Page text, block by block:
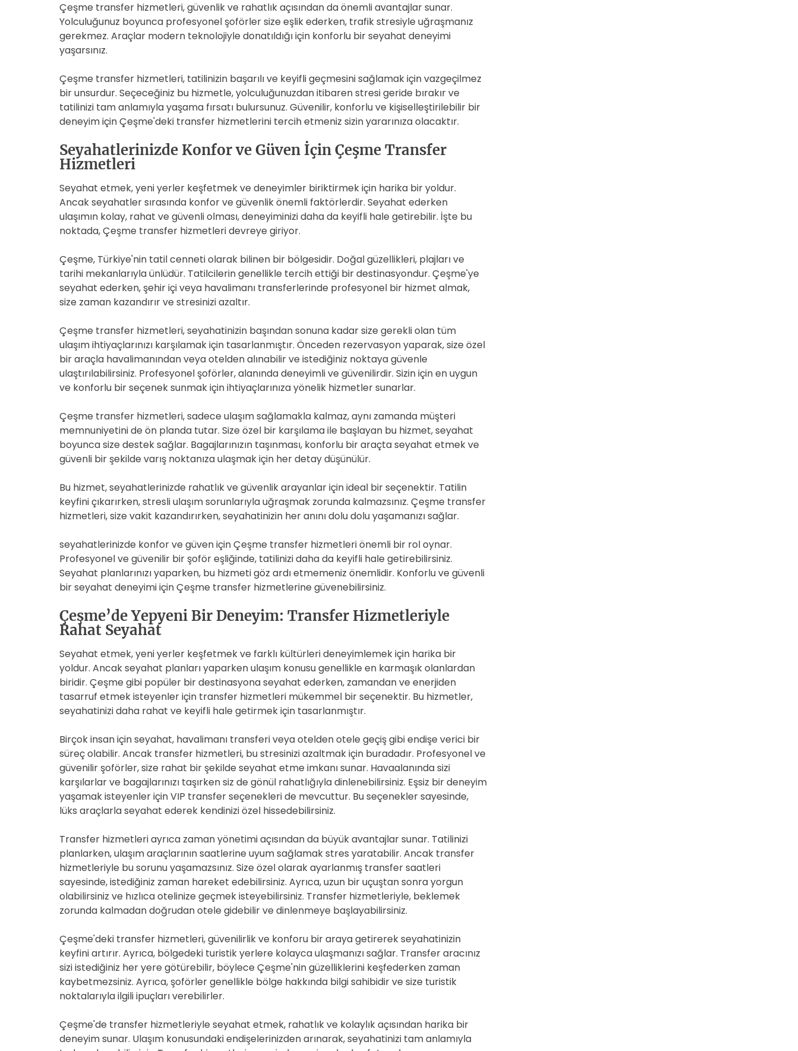
Çeşme transfer hizmetleri, güvenlik ve rahatlık açısından da önemli avantajlar sunar.
Yolculuğunuz boyunca profesyonel şoförler size eşlik ederken, trafik stresiyle uğraşmanız
gerekmez. Araçlar modern teknolojiyle donatıldığı için konforlu bir seyahat deneyimi
yaşarsınız.
Çeşme transfer hizmetleri, tatilinizin başarılı ve keyifli geçmesini sağlamak için vazgeçilmez
bir unsurdur. Seçeceğiniz bu hizmetle, yolculuğunuzdan itibaren stresi geride bırakır ve
tatilinizi tam anlamıyla yaşama fırsatı bulursunuz. Güvenilir, konforlu ve kişiselleştirilebilir bir
deneyim için Çeşme'deki transfer hizmetlerini tercih etmeniz sizin yararınıza olacaktır.
Seyahatlerinizde Konfor ve Güven İçin Çeşme Transfer
Hizmetleri
Seyahat etmek, yeni yerler keşfetmek ve deneyimler biriktirmek için harika bir yoldur.
Ancak seyahatler sırasında konfor ve güvenlik önemli faktörlerdir. Seyahat ederken
ulaşımın kolay, rahat ve güvenli olması, deneyiminizi daha da keyifli hale getirebilir. İşte bu
noktada, Çeşme transfer hizmetleri devreye giriyor.
Çeşme, Türkiye'nin tatil cenneti olarak bilinen bir bölgesidir. Doğal güzellikleri, plajları ve
tarihi mekanlarıyla ünlüdür. Tatilcilerin genellikle tercih ettiği bir destinasyondur. Çeşme'ye
seyahat ederken, şehir içi veya havalimanı transferlerinde profesyonel bir hizmet almak,
size zaman kazandırır ve stresinizi azaltır.
Çeşme transfer hizmetleri, seyahatinizin başından sonuna kadar size gerekli olan tüm
ulaşım ihtiyaçlarınızı karşılamak için tasarlanmıştır. Önceden rezervasyon yaparak, size özel
bir araçla havalimanından veya otelden alınabilir ve istediğiniz noktaya güvenle
ulaştırılabilirsiniz. Profesyonel şoförler, alanında deneyimli ve güvenilirdir. Sizin için en uygun
ve konforlu bir seçenek sunmak için ihtiyaçlarınıza yönelik hizmetler sunarlar.
Çeşme transfer hizmetleri, sadece ulaşım sağlamakla kalmaz, aynı zamanda müşteri
memnuniyetini de ön planda tutar. Size özel bir karşılama ile başlayan bu hizmet, seyahat
boyunca size destek sağlar. Bagajlarınızın taşınması, konforlu bir araçta seyahat etmek ve
güvenli bir şekilde varış noktanıza ulaşmak için her detay düşünülür.
Bu hizmet, seyahatlerinizde rahatlık ve güvenlik arayanlar için ideal bir seçenektir. Tatilin
keyfini çıkarırken, stresli ulaşım sorunlarıyla uğraşmak zorunda kalmazsınız. Çeşme transfer
hizmetleri, size vakit kazandırırken, seyahatinizin her anını dolu dolu yaşamanızı sağlar.
seyahatlerinizde konfor ve güven için Çeşme transfer hizmetleri önemli bir rol oynar.
Profesyonel ve güvenilir bir şoför eşliğinde, tatilinizi daha da keyifli hale getirebilirsiniz.
Seyahat planlarınızı yaparken, bu hizmeti göz ardı etmemeniz önemlidir. Konforlu ve güvenli
bir seyahat deneyimi için Çeşme transfer hizmetlerine güvenebilirsiniz.
Çeşme’de Yepyeni Bir Deneyim: Transfer Hizmetleriyle
Rahat Seyahat
Seyahat etmek, yeni yerler keşfetmek ve farklı kültürleri deneyimlemek için harika bir
yoldur. Ancak seyahat planları yaparken ulaşım konusu genellikle en karmaşık olanlardan
biridir. Çeşme gibi popüler bir destinasyona seyahat ederken, zamandan ve enerjiden
tasarruf etmek isteyenler için transfer hizmetleri mükemmel bir seçenektir. Bu hizmetler,
seyahatinizi daha rahat ve keyifli hale getirmek için tasarlanmıştır.
Birçok insan için seyahat, havalimanı transferi veya otelden otele geçiş gibi endişe verici bir
süreç olabilir. Ancak transfer hizmetleri, bu stresinizi azaltmak için buradadır. Profesyonel ve
güvenilir şoförler, size rahat bir şekilde seyahat etme imkanı sunar. Havaalanında sizi
karşılarlar ve bagajlarınızı taşırken siz de gönül rahatlığıyla dinlenebilirsiniz. Eşsiz bir deneyim
yaşamak isteyenler için VIP transfer seçenekleri de mevcuttur. Bu seçenekler sayesinde,
lüks araçlarla seyahat ederek kendinizi özel hissedebilirsiniz.
Transfer hizmetleri ayrıca zaman yönetimi açısından da büyük avantajlar sunar. Tatilinizi
planlarken, ulaşım araçlarının saatlerine uyum sağlamak stres yaratabilir. Ancak transfer
hizmetleriyle bu sorunu yaşamazsınız. Size özel olarak ayarlanmış transfer saatleri
sayesinde, istediğiniz zaman hareket edebilirsiniz. Ayrıca, uzun bir uçuştan sonra yorgun
olabilirsiniz ve hızlıca otelinize geçmek isteyebilirsiniz. Transfer hizmetleriyle, beklemek
zorunda kalmadan doğrudan otele gidebilir ve dinlenmeye başlayabilirsiniz.
Çeşme'deki transfer hizmetleri, güvenilirlik ve konforu bir araya getirerek seyahatinizin
keyfini artırır. Ayrıca, bölgedeki turistik yerlere kolayca ulaşmanızı sağlar. Transfer aracınız
sizi istediğiniz her yere götürebilir, böylece Çeşme'nin güzelliklerini keşfederken zaman
kaybetmezsiniz. Ayrıca, şoförler genellikle bölge hakkında bilgi sahibidir ve size turistik
noktalarıyla ilgili ipuçları verebilirler.
Çeşme'de transfer hizmetleriyle seyahat etmek, rahatlık ve kolaylık açısından harika bir
deneyim sunar. Ulaşım konusundaki endişelerinizden arınarak, seyahatinizi tam anlamıyla